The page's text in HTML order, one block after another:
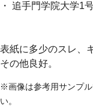
・ 追手門学院大学1
表紙に多少のスレ、
その他良好。
※画像は参考用サンプ
い。